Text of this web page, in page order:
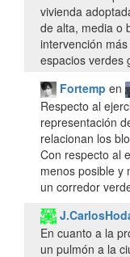
vivienda
de alta, media o
intervención
espacios verdes
Fortemp en
Respecto al
representación
relacionan los
Con respecto al
menos posible y
un corredor
En cuanto a la
un pulmón a la